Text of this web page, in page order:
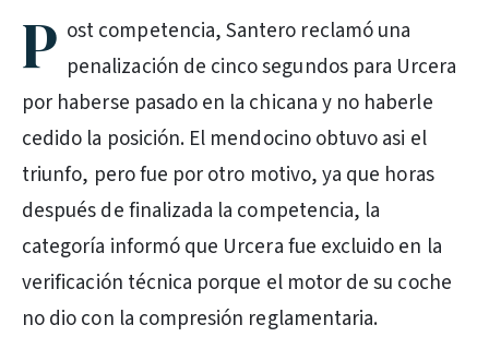
P ost competencia, Santero reclamó una
penalización de cinco segundos para Urcera
por haberse pasado en la chicana y no haberle
cedido la posición. El mendocino obtuvo asi el
triunfo, pero fue por otro motivo, ya que horas
después de finalizada la competencia, la
categoría informó que Urcera fue excluido en la
verificación técnica porque el motor de su coche
no dio con la compresión reglamentaria.